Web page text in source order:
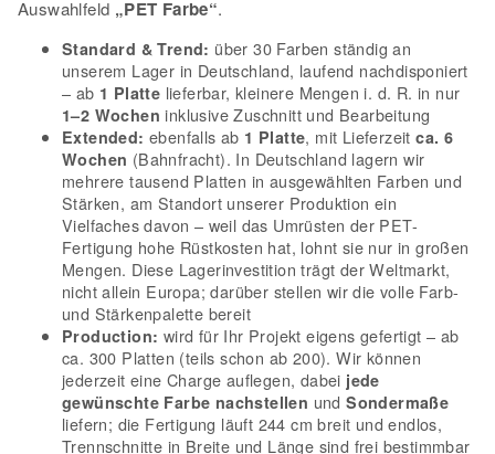
Auswahlfeld „PET Farbe“.
Standard & Trend: über 30 Farben ständig an
unserem Lager in Deutschland, laufend nachdisponiert
– ab 1 Platte lieferbar, kleinere Mengen i. d. R. in nur
1–2 Wochen inklusive Zuschnitt und Bearbeitung
Extended: ebenfalls ab 1 Platte, mit Lieferzeitca. 6
Wochen (Bahnfracht). In Deutschland lagern wir
mehrere tausend Platten in ausgewählten Farben und
Stärken, am Standort unserer Produktion ein
Vielfaches davon – weil das Umrüsten der PET-
Fertigung hohe Rüstkosten hat, lohnt sie nur in großen
Mengen. Diese Lagerinvestition trägt der Weltmarkt,
nicht allein Europa; darüber stellen wir die volle Farb-
und Stärkenpalette bereit
Production: wird für Ihr Projekt eigens gefertigt – ab
ca. 300 Platten (teils schon ab 200). Wir können
jederzeit eine Charge auflegen, dabei jede
gewünschte Farbe nachstellen undSondermaße
liefern; die Fertigung läuft 244 cm breit und endlos,
Trennschnitte in Breite und Länge sind frei bestimmbar